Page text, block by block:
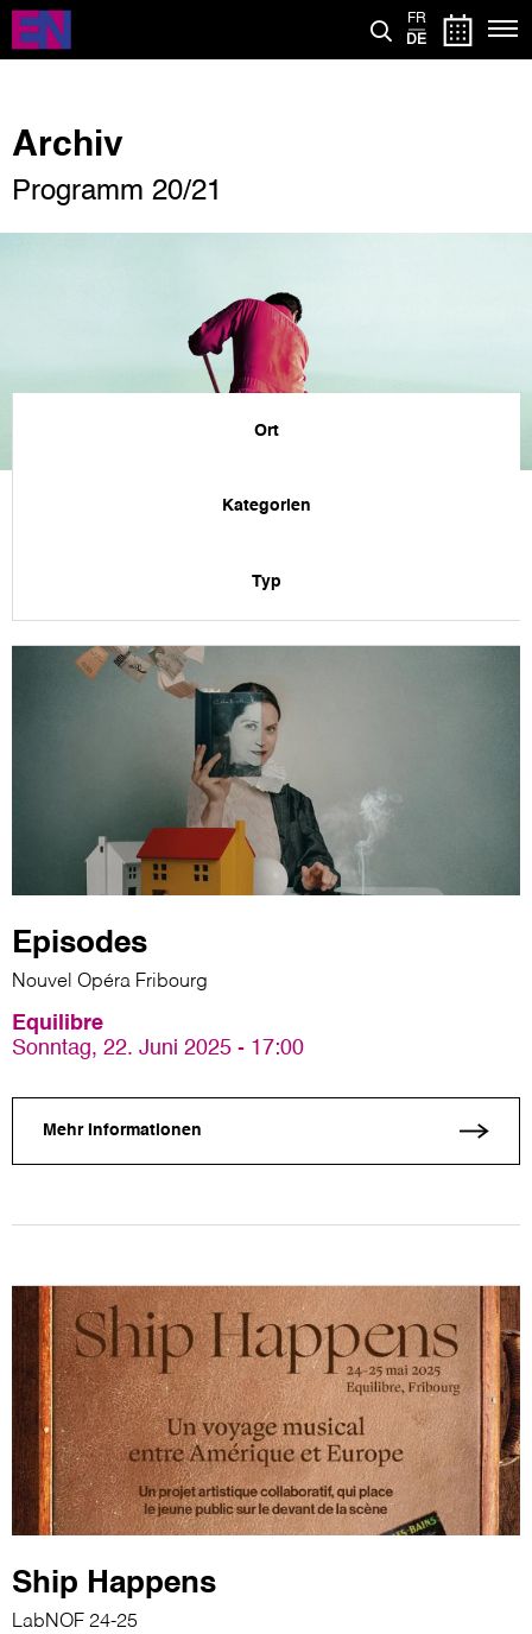
Direkt
zum
Inhalt
FR
DE
Archiv
Programm 20/21
Ort
Kategorien
Typ
Episodes
Nouvel Opéra Fribourg
Equilibre
Sonntag, 22. Juni 2025 - 17:00
Mehr Informationen
Ship Happens
LabNOF 24-25